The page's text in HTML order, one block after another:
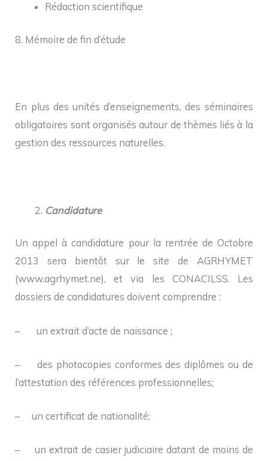
Rédaction scientifique
8. Mémoire de fin d’étude
En plus des unités d’enseignements, des séminaires
obligatoires sont organisés autour de thèmes liés à la
gestion des ressources naturelles.
Candidature
Un appel à candidature pour la rentrée de Octobre
2013 sera bientôt sur le site de AGRHYMET
(www.agrhymet.ne), et via les CONACILSS. Les
dossiers de candidatures doivent comprendre :
– un extrait d’acte de naissance ;
– des photocopies conformes des diplômes ou de
l’attestation des références professionnelles;
– un certificat de nationalité;
– un extrait de casier judiciaire datant de moins de